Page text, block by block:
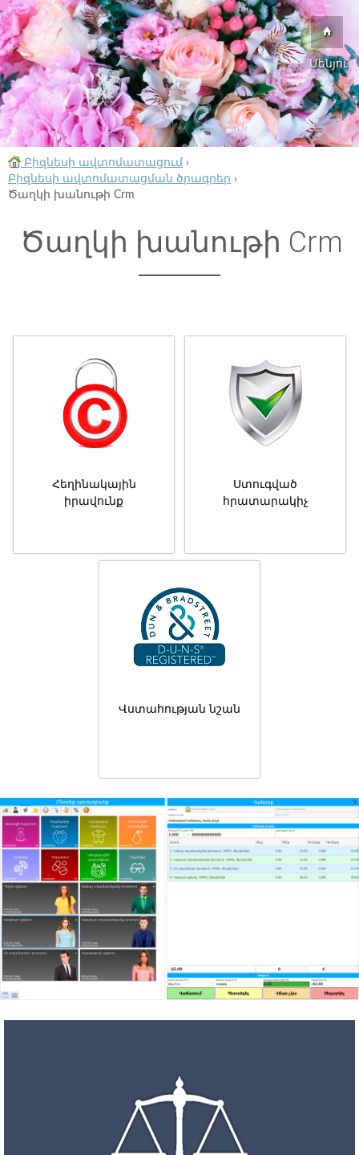
Մենյու
Բիզնեսի ավտոմատացում ›
Բիզնեսի ավտոմատացման ծրագրեր ›
Ծաղկի խանութի Crm
Ծաղկի խանութի Crm
Հեղինակային
իրավունք
Ստուգված
հրատարակիչ
Վստահության նշան